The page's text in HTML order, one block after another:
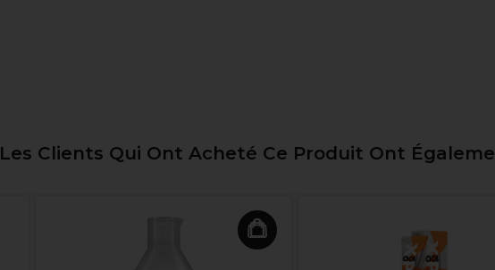
Les Clients Qui Ont Acheté Ce Produit Ont